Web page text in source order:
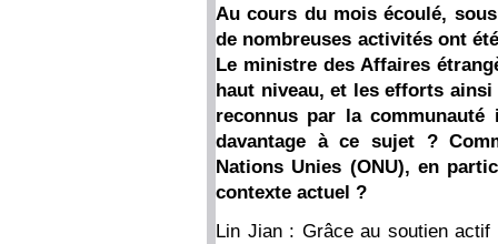
Au cours du mois écoulé,
de nombreuses activités ont
Le ministre des Affaires
haut niveau, et les efforts
reconnus par la
davantage à ce sujet ?
Nations Unies (ONU), en
contexte actuel ?
Lin Jian : Grâce au soutien